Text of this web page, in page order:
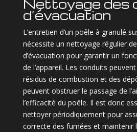
Nettoyage des
d’évacuation
L’entretien d’un poêle à granulé
nécessite un nettoyage régulier
d’évacuation pour garantir un
de l’appareil. Les conduits
résidus de combustion et des
peuvent obstruer le passage de
l’efficacité du poêle. Il est donc
nettoyer périodiquement pour
correcte des fumées et maintenir